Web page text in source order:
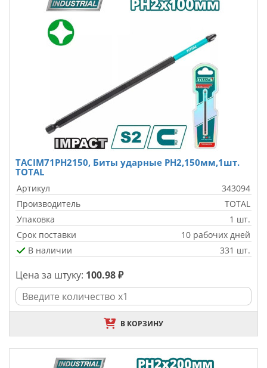
TACIM71PH2150, Биты ударные PH2,150мм,1шт.
TOTAL
Артикул
343094
Производитель
TOTAL
Упаковка
1 шт.
Срок поставки
10 рабочих дней
В наличии
331 шт.
Цена за штуку: 100.98 ₽
В КОРЗИНУ